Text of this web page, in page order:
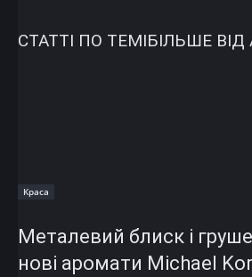
СТАТТІ ПО ТЕМІБІЛЬШЕ ВІД
Краса
Металевий блиск і
нові аромати Michael